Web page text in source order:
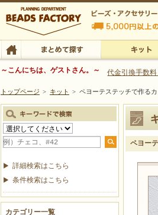
ビーズファクトリー ビーズ・パーツ・金具など
ビーズ・アクセサリ
ビーズ・アクセサリーの専門店 ビーズファクト
TOP まとめて探す
～こんにちは、ゲストさん。～ 代金引換手数
トップページ > キット > ペヨーテステッチで作る
ペヨー
詳細検索はこちら
条件検索はこちら
カテゴリー一覧